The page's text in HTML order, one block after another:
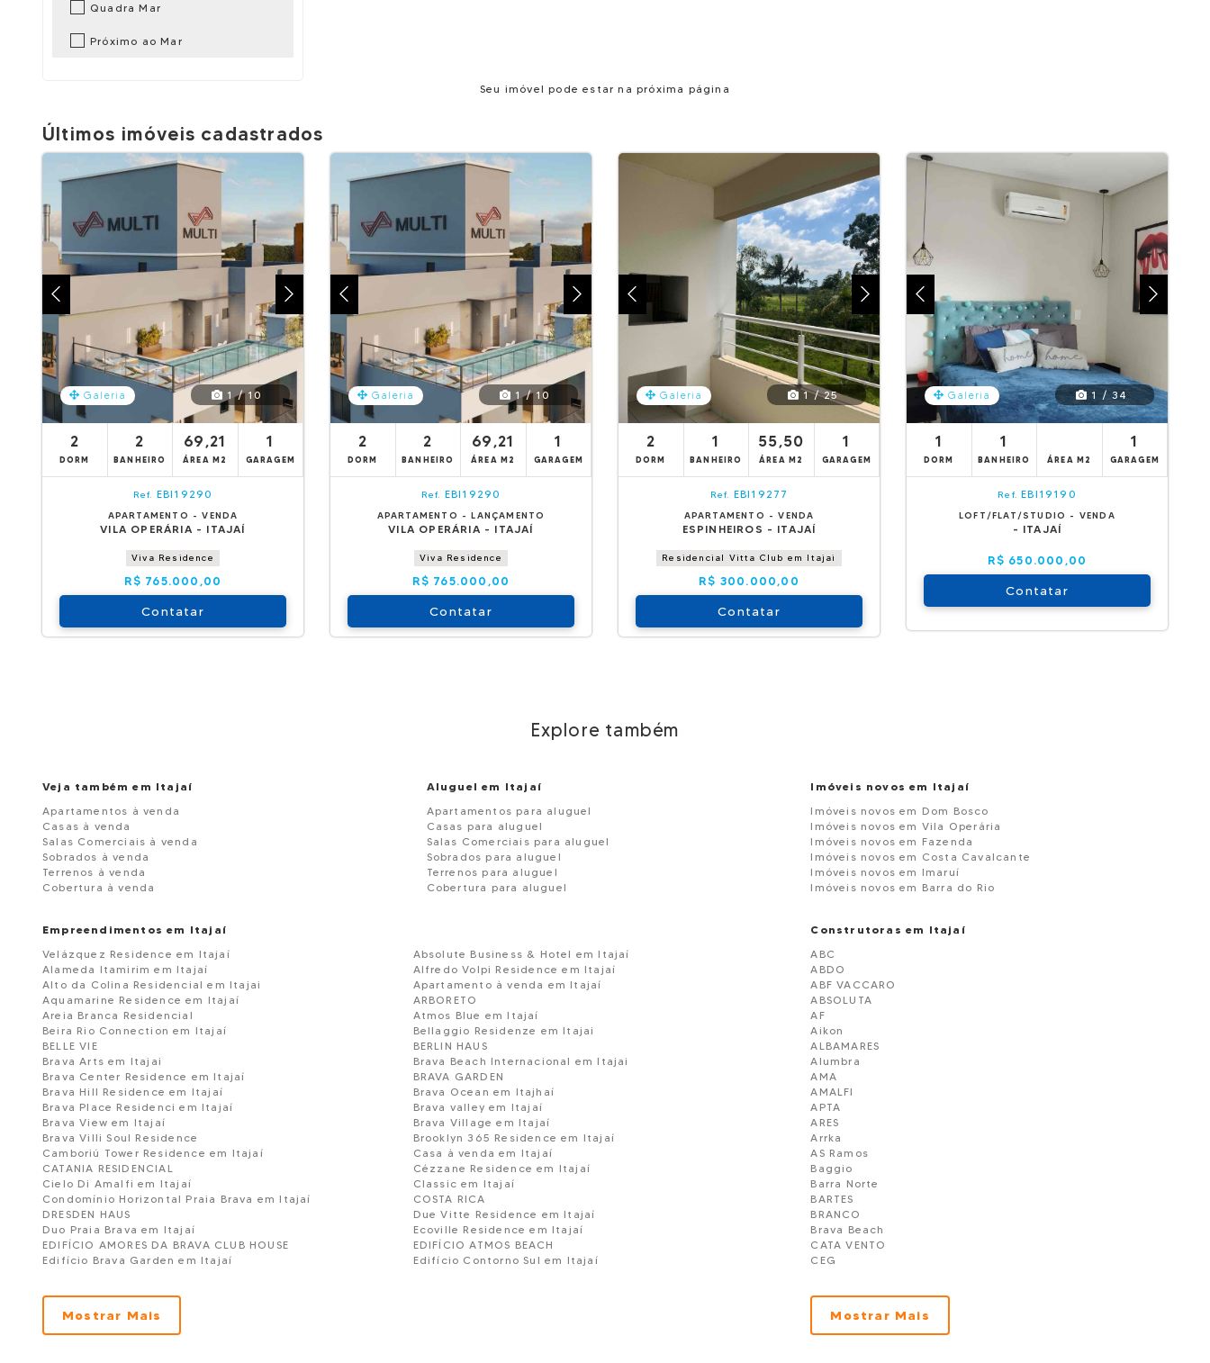
Quadra Mar
Próximo ao Mar
Seu imóvel pode estar na próxima página
Últimos imóveis cadastrados
Galeria 1 / 10
2
DORM
2
BANHEIRO
69,21
ÁREA M2
1
GARAGEM
Ref. EBI19290
APARTAMENTO - VENDA
VILA OPERÁRIA - ITAJAÍ
Viva Residence
R$ 765.000,00
Contatar
Galeria 1 / 10
2
DORM
2
BANHEIRO
69,21
ÁREA M2
1
GARAGEM
Ref. EBI19290
APARTAMENTO - LANÇAMENTO
VILA OPERÁRIA - ITAJAÍ
Viva Residence
R$ 765.000,00
Contatar
Galeria 1 / 25
2
DORM
1
BANHEIRO
55,50
ÁREA M2
1
GARAGEM
Ref. EBI19277
APARTAMENTO - VENDA
ESPINHEIROS - ITAJAÍ
Residencial Vitta Club em Itajai
R$ 300.000,00
Contatar
Galeria 1 / 34
1
DORM
1
BANHEIRO ÁREA M2
1
GARAGEM
Ref. EBI19190
LOFT/FLAT/STUDIO - VENDA
- ITAJAÍ
R$ 650.000,00
Contatar
Explore também
Veja também em Itajaí
Apartamentos à venda
Casas à venda
Salas Comerciais à venda
Sobrados à venda
Terrenos à venda
Cobertura à venda
Aluguel em Itajaí
Apartamentos para aluguel
Casas para aluguel
Salas Comerciais para aluguel
Sobrados para aluguel
Terrenos para aluguel
Cobertura para aluguel
Imóveis novos em Itajaí
Imóveis novos em Dom Bosco
Imóveis novos em Vila Operária
Imóveis novos em Fazenda
Imóveis novos em Costa Cavalcante
Imóveis novos em Imaruí
Imóveis novos em Barra do Rio
Empreendimentos em Itajaí
Velázquez Residence em Itajaí
Absolute Business & Hotel em Itajaí
Alameda Itamirim em Itajaí
Alfredo Volpi Residence em Itajaí
Alto da Colina Residencial em Itajai
Apartamento à venda em Itajaí
Aquamarine Residence em Itajaí
ARBORETO
Areia Branca Residencial
Atmos Blue em Itajaí
Beira Rio Connection em Itajaí
Bellaggio Residenze em Itajai
BELLE VIE
BERLIN HAUS
Brava Arts em Itajai
Brava Beach Internacional em Itajai
Brava Center Residence em Itajaí
BRAVA GARDEN
Brava Hill Residence em Itajaí
Brava Ocean em Itajhaí
Brava Place Residenci em Itajaí
Brava valley em Itajaí
Brava View em Itajaí
Brava Village em Itajaí
Brava Villi Soul Residence
Brooklyn 365 Residence em Itajaí
Camboriú Tower Residence em Itajaí
Casa à venda em Itajaí
CATANIA RESIDENCIAL
Cézzane Residence em Itajaí
Cielo Di Amalfi em Itajaí
Classic em Itajaí
Condomínio Horizontal Praia Brava em Itajaí
COSTA RICA
DRESDEN HAUS
Due Vitte Residence em Itajaí
Duo Praia Brava em Itajaí
Ecoville Residence em Itajaí
EDIFÍCIO AMORES DA BRAVA CLUB HOUSE
EDIFÍCIO ATMOS BEACH
Edifício Brava Garden em Itajaí
Edifício Contorno Sul em Itajaí
Frankfurt Haus em Itajaí
Garden Club Residence em Itajaí
Construtoras em Itajaí
ABC
ABDO
ABF VACCARO
ABSOLUTA
AF
Aikon
ALBAMARES
Alumbra
AMA
AMALFI
APTA
ARES
Arrka
AS Ramos
Baggio
Barra Norte
BARTES
BRANCO
Brava Beach
CATA VENTO
CEG
CLASSE A
CLH
Mostrar Mais Mostrar Mais